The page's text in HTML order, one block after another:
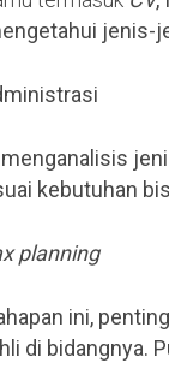
jenis-
kebutuhan
planning
ini,
di bidangnya.